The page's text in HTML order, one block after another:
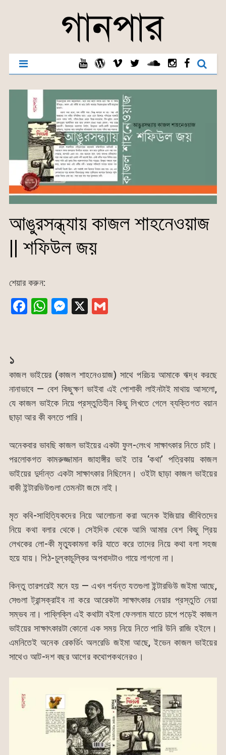
আঙুরসন্ধ্যায় কাজল শাহনেওয়াজ
|| শফিউল জয়
শেয়ার করুন:
F
b
o
o
k
W
A
p
p
M
e
n
g
er
X G
১
কাজল ভাইয়ের (কাজল শাহনেওয়াজ) সাথে পরিচয় আমাকে ঋদ্ধ করছে
নানাভাবে — বেশ কিছুক্ষণ ভাইবা এই পোশাকী লাইনটাই মাথায় আসলো,
যে কাজল ভাইকে নিয়ে প্রস্তুতিহীন কিছু লিখতে গেলে ব্যক্তিগত বয়ান
ছাড়া আর কী বলতে পারি।
অনেকবার ভাবছি কাজল ভাইয়ের একটা ফুল-লেংথ সাক্ষাৎকার নিতে চাই।
পরলোকগত কামরুজ্জামান জাহাঙ্গীর ভাই তার ‘কথা’ পত্রিকায় কাজল
ভাইয়ের দুর্দান্ত একটা সাক্ষাৎকার নিছিলেন। ওইটা ছাড়া কাজল ভাইয়ের
বাকী ইন্টারভিউগুলা তেমনটা জমে নাই।
মৃত কবি-সাহিত্যিকদের নিয়ে আলোচনা করা অনেক ইজিয়ার জীবিতদের
নিয়ে কথা বলার থেকে। সেইদিক থেকে আমি আমার বেশ কিছু প্রিয়
লেখকের লো-কী মৃত্যুকামনা করি যাতে করে তাদের নিয়ে কথা বলা সহজ
হয়ে যায়। পিঠ-চুল্কাচুল্কির অপবাদটাও গায়ে লাগলো না।
কিন্তু তারপরেই মনে হয় — এখন পর্যন্ত যতগুলা ইন্টারভিউ জইমা আছে,
সেগুলা ট্রান্সক্রাইব না করে আরেকটা সাক্ষাৎকার নেয়ার প্রস্তুতি নেয়া
সম্ভব না। পাব্লিক্লি এই কথাটা বইলা ফেললাম যাতে চাপে পড়েই কাজল
ভাইয়ের সাক্ষাৎকারটা কোনো এক সময় নিয়ে নিতে পারি উনি রাজি হইলে।
এমনিতেই অনেক রেকর্ডিং অলরেডি জইমা আছে, ইভেন কাজল ভাইয়ের
সাথেও আট-দশ বছর আগের কথোপকথনেরও।